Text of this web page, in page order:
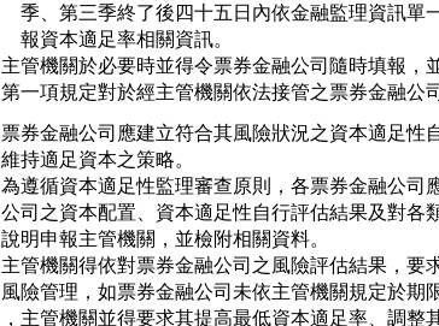
季、第三季終了後四十五日內依金融監理資訊單
    報資本適足率相關資訊。
主管機關於必要時並得令票券金融公司隨時填報，
第一項規定對於經主管機關依法接管之票券金融公
票券金融公司應建立符合其風險狀況之資本適足性
維持適足資本之策略。
為遵循資本適足性監理審查原則，各票券金融公司
公司之資本配置、資本適足性自行評估結果及對各
說明申報主管機關，並檢附相關資料。
主管機關得依對票券金融公司之風險評估結果，要
風險管理，如票券金融公司未依主管機關規定於期
，主管機關並得要求其提高最低資本適足率、調整